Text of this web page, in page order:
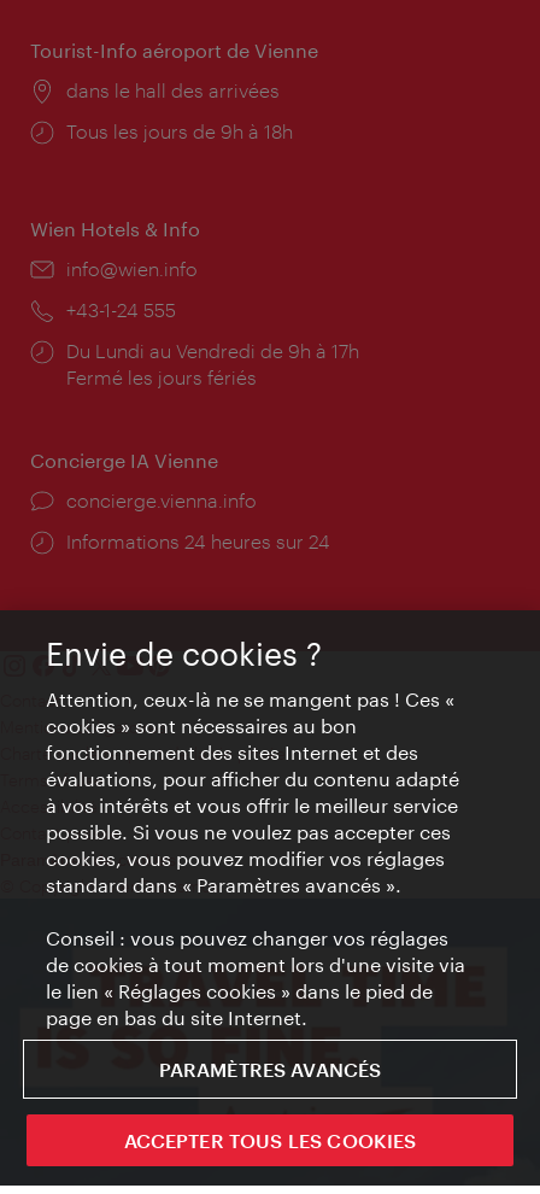
Tourist-Info aéroport de Vienne
Lieu:
dans le hall des arrivées
Horaires
Tous les jours de 9h à 18h
Wien Hotels & Info
E-
info@wien.info
Téléphone:
+43-1-24 555
Horaires
d'ouverture:
Du Lundi au Vendredi de 9h à 17h
Fermé les jours fériés
Concierge IA Vienne
Ort:
concierge.vienna.info
Öffnungszeiten:
Informations 24 heures sur 24
Contact
Mentions obligatoires
Charte sur le respect de la vie privée
Terms of Use
Accessibilité
Contact presse
Paramètres de cookies
© Copyright WienTourismus
Envie de cookies ?
Attention, ceux-là ne se mangent pas ! Ces «
cookies » sont nécessaires au bon
fonctionnement des sites Internet et des
évaluations, pour afficher du contenu adapté
à vos intérêts et vous offrir le meilleur service
possible. Si vous ne voulez pas accepter ces
cookies, vous pouvez modifier vos réglages
standard dans « Paramètres avancés ».
Conseil : vous pouvez changer vos réglages
de cookies à tout moment lors d'une visite via
le lien « Réglages cookies » dans le pied de
page en bas du site Internet.
PARAMÈTRES AVANCÉS
ACCEPTER TOUS LES COOKIES